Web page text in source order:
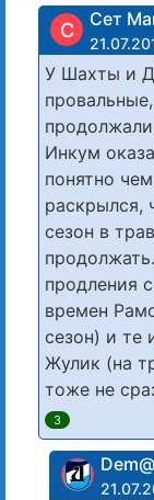
С Сет
У Шахты и
Инкум
понятно
раскрылся,
сезон в
продления
времен
сезон) и те
Жулик (на
тоже не
3